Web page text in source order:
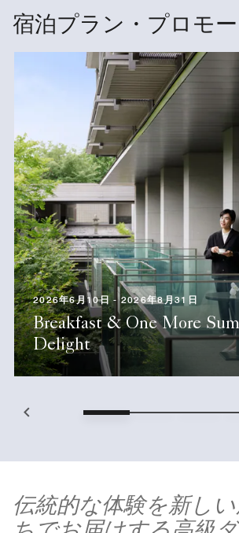
宿泊プラン・プロモ
2026年6月10日 - 2026年8月31日
Breakfast & One More
Delight
伝統的な体験を新し